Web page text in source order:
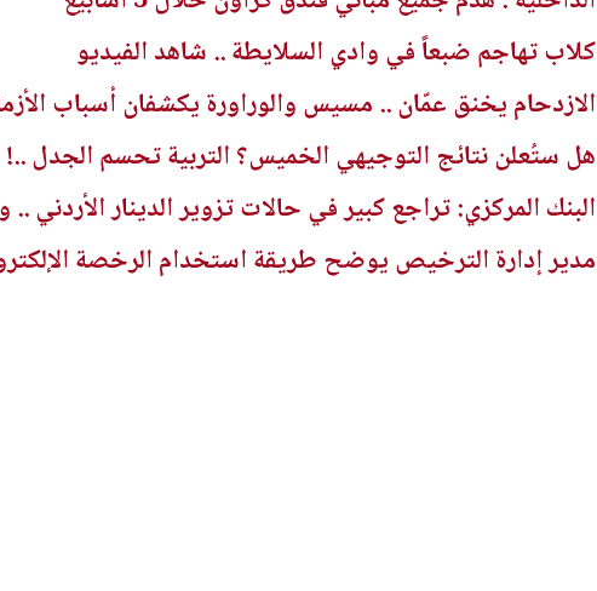
كلاب تهاجم ضبعاً في وادي السلايطة .. شاهد الفيديو
الازدحام يخنق عمّان .. مسيس والوراورة يكشفان أسباب
هل ستُعلن نتائج التوجيهي الخميس؟ التربية تحسم الجدل ..!
البنك المركزي: تراجع كبير في حالات تزوير الدينار الأردني ..
مدير إدارة الترخيص يوضح طريقة استخدام الرخصة